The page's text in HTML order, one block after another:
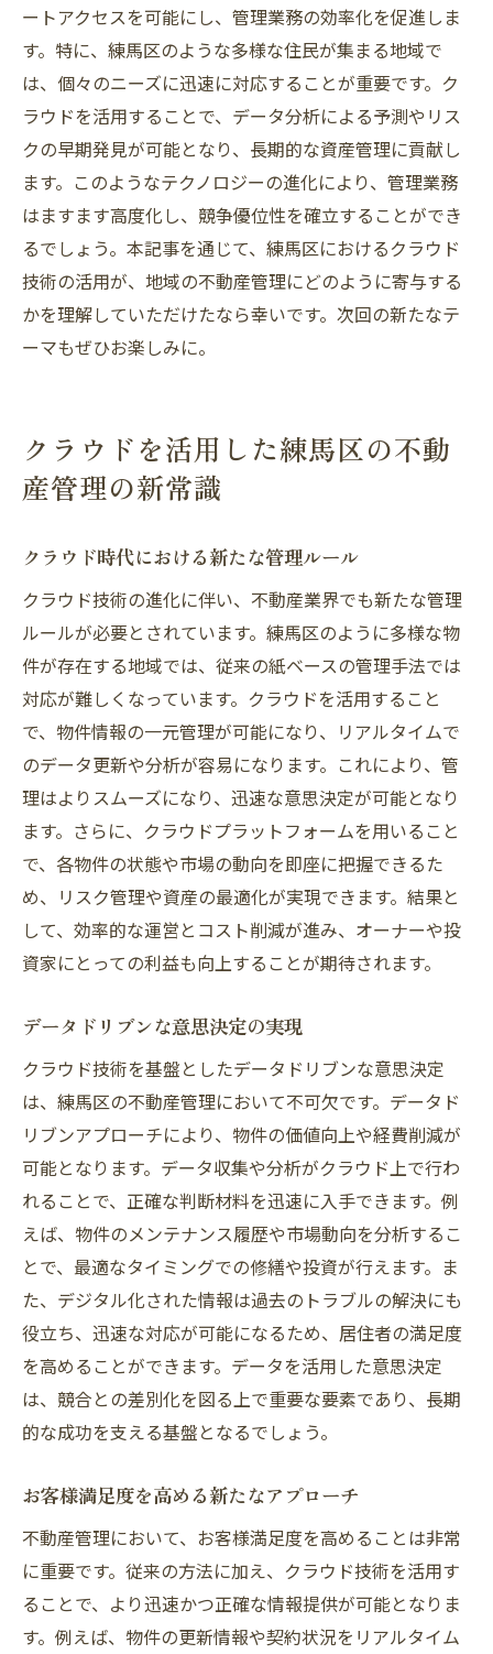
ートアクセスを可能にし、管理業務の効率化を促進しま
す。特に、練馬区のような多様な住民が集まる地域で
は、個々のニーズに迅速に対応することが重要です。ク
ラウドを活用することで、データ分析による予測やリス
クの早期発見が可能となり、長期的な資産管理に貢献し
ます。このようなテクノロジーの進化により、管理業務
はますます高度化し、競争優位性を確立することができ
るでしょう。本記事を通じて、練馬区におけるクラウド
技術の活用が、地域の不動産管理にどのように寄与する
かを理解していただけたなら幸いです。次回の新たなテ
ーマもぜひお楽しみに。
クラウドを活用した練馬区の不動
産管理の新常識
クラウド時代における新たな管理ルール
クラウド技術の進化に伴い、不動産業界でも新たな管理
ルールが必要とされています。練馬区のように多様な物
件が存在する地域では、従来の紙ベースの管理手法では
対応が難しくなっています。クラウドを活用すること
で、物件情報の一元管理が可能になり、リアルタイムで
のデータ更新や分析が容易になります。これにより、管
理はよりスムーズになり、迅速な意思決定が可能となり
ます。さらに、クラウドプラットフォームを用いること
で、各物件の状態や市場の動向を即座に把握できるた
め、リスク管理や資産の最適化が実現できます。結果と
して、効率的な運営とコスト削減が進み、オーナーや投
資家にとっての利益も向上することが期待されます。
データドリブンな意思決定の実現
クラウド技術を基盤としたデータドリブンな意思決定
は、練馬区の不動産管理において不可欠です。データド
リブンアプローチにより、物件の価値向上や経費削減が
可能となります。データ収集や分析がクラウド上で行わ
れることで、正確な判断材料を迅速に入手できます。例
えば、物件のメンテナンス履歴や市場動向を分析するこ
とで、最適なタイミングでの修繕や投資が行えます。ま
た、デジタル化された情報は過去のトラブルの解決にも
役立ち、迅速な対応が可能になるため、居住者の満足度
を高めることができます。データを活用した意思決定
は、競合との差別化を図る上で重要な要素であり、長期
的な成功を支える基盤となるでしょう。
お客様満足度を高める新たなアプローチ
不動産管理において、お客様満足度を高めることは非常
に重要です。従来の方法に加え、クラウド技術を活用す
ることで、より迅速かつ正確な情報提供が可能となりま
す。例えば、物件の更新情報や契約状況をリアルタイム